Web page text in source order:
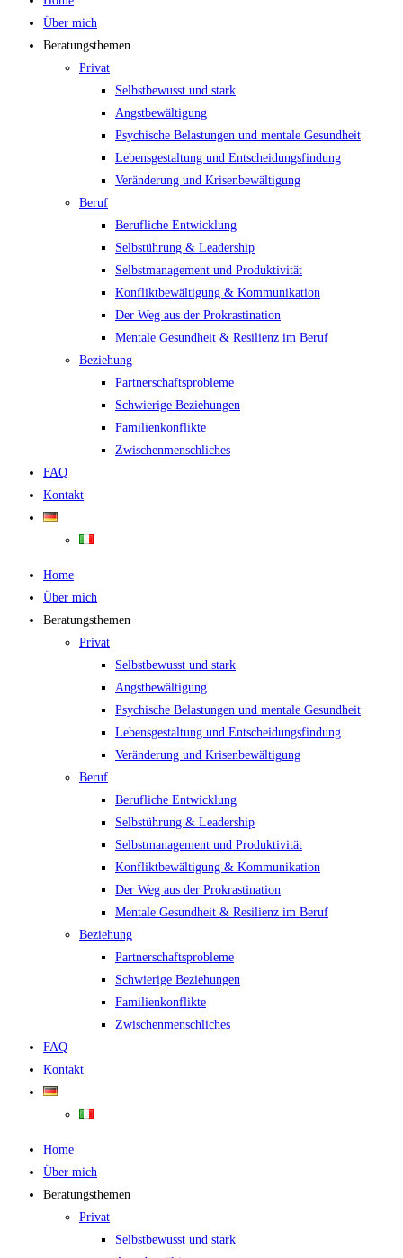
Über mich
Beratungsthemen
Privat
Selbstbewusst und stark
Angstbewältigung
Psychische Belastungen und mentale Gesundheit
Lebensgestaltung und Entscheidungsfindung
Veränderung und Krisenbewältigung
Beruf
Berufliche Entwicklung
Selbstührung & Leadership
Selbstmanagement und Produktivität
Konfliktbewältigung & Kommunikation
Der Weg aus der Prokrastination
Mentale Gesundheit & Resilienz im Beruf
Beziehung
Partnerschaftsprobleme
Schwierige Beziehungen
Familienkonflikte
Zwischenmenschliches
FAQ
Kontakt
Home
Über mich
Beratungsthemen
Privat
Selbstbewusst und stark
Angstbewältigung
Psychische Belastungen und mentale Gesundheit
Lebensgestaltung und Entscheidungsfindung
Veränderung und Krisenbewältigung
Beruf
Berufliche Entwicklung
Selbstührung & Leadership
Selbstmanagement und Produktivität
Konfliktbewältigung & Kommunikation
Der Weg aus der Prokrastination
Mentale Gesundheit & Resilienz im Beruf
Beziehung
Partnerschaftsprobleme
Schwierige Beziehungen
Familienkonflikte
Zwischenmenschliches
FAQ
Kontakt
Home
Über mich
Beratungsthemen
Privat
Selbstbewusst und stark